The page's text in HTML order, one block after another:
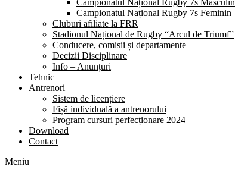
Campionatul Național Rugby 7s Masculin
Campionatul Național Rugby 7s Feminin
Cluburi afiliate la FRR
Stadionul Național de Rugby “Arcul de Triumf”
Conducere, comisii și departamente
Decizii Disciplinare
Info – Anunțuri
Tehnic
Antrenori
Sistem de licențiere
Fișă individuală a antrenorului
Program cursuri perfecționare 2024
Download
Contact
Meniu